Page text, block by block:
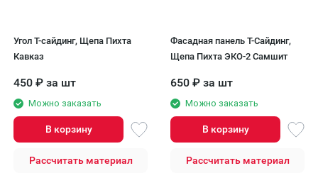
Угол Т-сайдинг, Щепа Пихта
Кавказ
450 ₽ за шт
Можно заказать
В корзину
Рассчитать материал
Фасадная панель T-Сайдинг,
Щепа Пихта ЭКО-2 Самшит
650 ₽ за шт
Можно заказать
В корзину
Рассчитать материал